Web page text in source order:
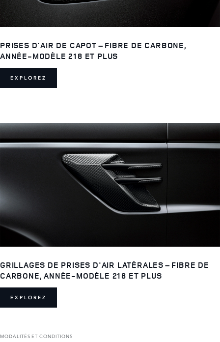
PRISES D'AIR DE CAPOT – FIBRE DE CARBONE,
ANNÉE-MODÈLE 218 ET PLUS
EXPLOREZ
GRILLAGES DE PRISES D'AIR LATÉRALES – FIBRE DE
CARBONE, ANNÉE-MODÈLE 218 ET PLUS
EXPLOREZ
MODALITÉS ET CONDITIONS